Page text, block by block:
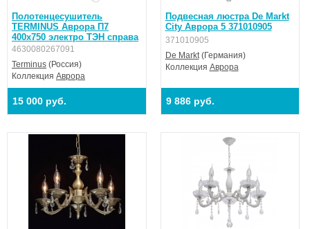
Полотенцесушитель
TERMINUS Аврора П7
400х750 электро ТЭН справа
4630080267091
Terminus (Россия)
Коллекция Аврора
15 000 руб.
Подвесная люстра De Markt
City Аврора 5 371010905
371010905
De Markt(Германия)
Коллекция Аврора
9 886 руб.